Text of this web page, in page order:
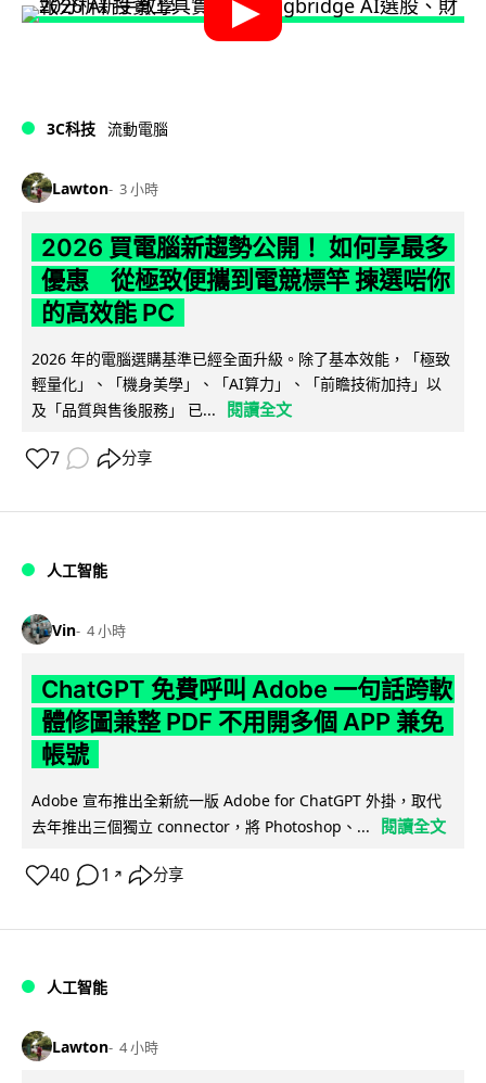
3C科技 流動電腦
Lawton 3 小時
2026 買電腦新趨勢公開！ 如何享最多
優惠 從極致便攜到電競標竿 揀選啱你
的高效能 PC
2026 年的電腦選購基準已經全面升級。除了基本效能，「極致
輕量化」、「機身美學」、「AI算力」、「前瞻技術加持」以
及「品質與售後服務」 已...
閱讀全文
7 分享
人工智能
Vin 4 小時
ChatGPT 免費呼叫 Adobe 一句話跨軟
體修圖兼整 PDF 不用開多個 APP 兼免
帳號
Adobe 宣布推出全新統一版 Adobe for ChatGPT 外掛，取代
去年推出三個獨立 connector，將 Photoshop、...
閱讀全文
40 1 ↗ 分享
人工智能
Lawton 4 小時